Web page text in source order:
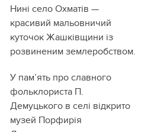
Нині село Охматів —
красивий мальовничий
куточок Жашківщини із
розвиненим землеробством.
У пам’ять про славного
фольклориста П.
Демуцького в селі відкрито
музей Порфирія